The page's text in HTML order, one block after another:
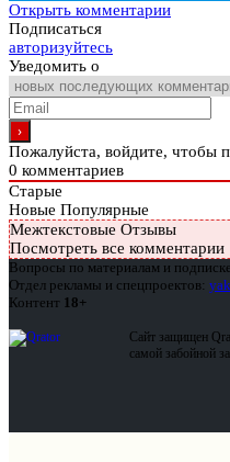
Открыть комментарии
Подписаться
авторизуйтесь
Уведомить о
Пожалуйста, войдите, чтобы
0 комментариев
Старые
Новые Популярные
Межтекстовые Отзывы
Посмотреть все комментарии
Вопросы по материалам и
Отдел рекламы и спецпроектов:
Контент 18+
Сайт защищен
самой забойной